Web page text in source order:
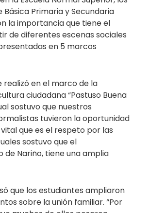
Básica Primaria y Secundaria
la importancia que tiene el
de diferentes escenas sociales
en 5 marcos
realizó en el marco de la
ciudadana “Pastuso Buena
sostuvo que nuestros
tuvieron la oportunidad
que es el respeto por las
sostuvo que el
Nariño, tiene una amplia
que los estudiantes ampliaron
sobre la unión familiar. “Por